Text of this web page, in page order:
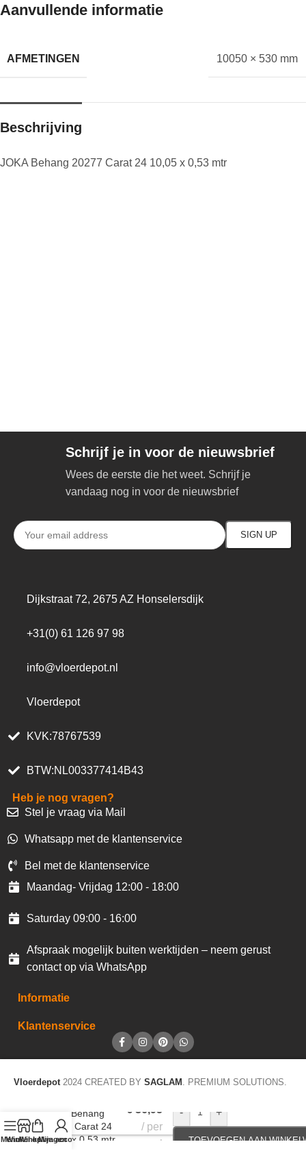
Aanvullende informatie
AFMETINGEN 10050 × 530 mm
Beschrijving
JOKA Behang 20277 Carat 24 10,05 x 0,53 mtr
Schrijf je in voor de nieuwsbrief
Wees de eerste die het weet. Schrijf je
vandaag nog in voor de nieuwsbrief
Dijkstraat 72, 2675 AZ Honselersdijk
+31(0) 61 126 97 98
info@vloerdepot.nl
Vloerdepot
KVK:78767539
BTW:NL003377414B43
Heb je nog vragen?
Stel je vraag via Mail
Whatsapp met de klantenservice
Bel met de klantenservice
Maandag- Vrijdag 12:00 - 18:00
Saturday 09:00 - 16:00
Afspraak mogelijk buiten werktijden – neem gerust
contact op via WhatsApp
Informatie
Klantenservice
Vloerdepot 2024 CREATED BY SAGLAM . PREMIUM SOLUTIONS.
Menu
Winkel op
Winkelwagen
Mijn account
JOKA Behang
20277 Carat 24
10,05 x 0,53 mtr
€36,95
per
rol
- +
TOEVOEGEN AAN